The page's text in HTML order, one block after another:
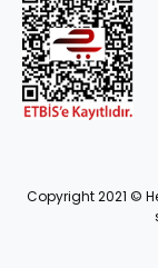
Copyright 2021 ©